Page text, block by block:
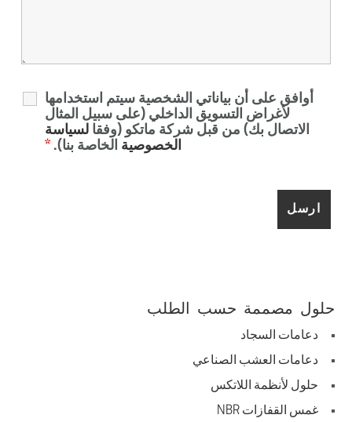
أوافق على أن بياناتي الشخصية سيتم استخدامها
لأغراض التسويق الداخلي (على سبيل المثال
الاتصال بك) من قبل شركة ماتكو (وفقالسياسة
الخصوصيةالخاصة بنا).*
حلول مصممة حسب الطلب
دعامات السجاد
دعامات العشب الصناعي
حلول لأنظمة اللاتكس
غمس القفازات NBR